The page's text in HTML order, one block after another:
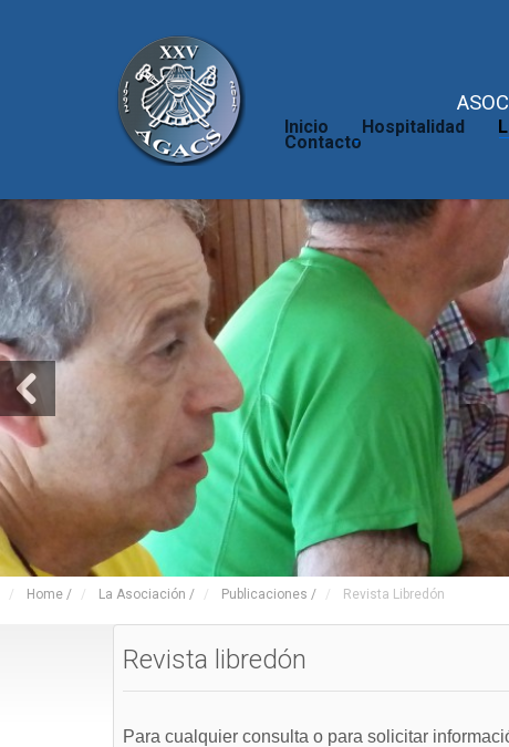
Inicio Hospitalidad
Contacto
Home / La Asociación / Publicaciones / Revista Libredón
Revista libredón
Para cualquier consulta o para solicitar